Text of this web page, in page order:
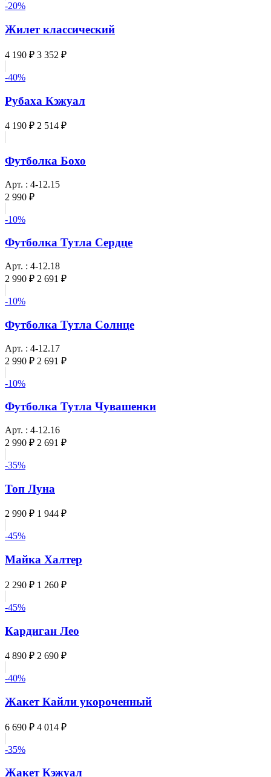
-20%
Жилет классический
4 190 ₽ 3 352 ₽
-40%
Рубаха Кэжуал
4 190 ₽ 2 514 ₽
Футболка Бохо
Арт. : 4-12.15
2 990 ₽
-10%
Футболка Тутла Сердце
Арт. : 4-12.18
2 990 ₽ 2 691 ₽
-10%
Футболка Тутла Солнце
Арт. : 4-12.17
2 990 ₽ 2 691 ₽
-10%
Футболка Тутла Чувашенки
Арт. : 4-12.16
2 990 ₽ 2 691 ₽
-35%
Топ Луна
2 990 ₽ 1 944 ₽
-45%
Майка Халтер
2 290 ₽ 1 260 ₽
-45%
Кардиган Лео
4 890 ₽ 2 690 ₽
-40%
Жакет Кайли укороченный
6 690 ₽ 4 014 ₽
-35%
Жакет Кэжуал